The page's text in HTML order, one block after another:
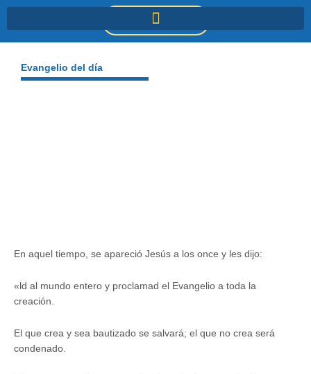
DONACIONES
Evangelio del día
En aquel tiempo, se apareció Jesús a los once y les dijo:
«ld al mundo entero y proclamad el Evangelio a toda la
creación.
El que crea y sea bautizado se salvará; el que no crea será
condenado.